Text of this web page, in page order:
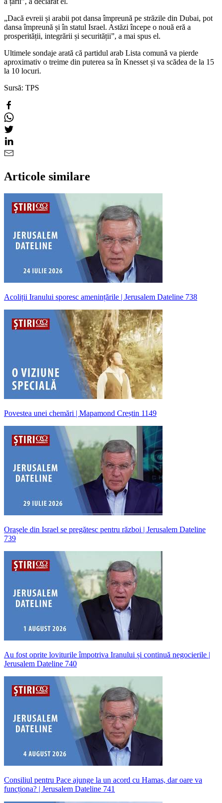
„Dacă evreii și arabii pot dansa împreună pe străzile din Dubai, pot
dansa împreună și în statul Israel. Astăzi începe o nouă eră a
prosperității, integrării și securității”, a mai spus el.
Ultimele sondaje arată că partidul arab Lista comună va pierde
aproximativ o treime din puterea sa în Knesset și va scădea de la 15
la 10 locuri.
Sursă: TPS
Articole similare
Acoliții Iranului sporesc amenințările | Jerusalem Dateline 738
Povestea unei chemări | Mapamond Creștin 1149
Orașele din Israel se pregătesc pentru război | Jerusalem Dateline
739
Au fost oprite loviturile împotriva Iranului și continuă negocierile |
Jerusalem Dateline 740
Consiliul pentru Pace ajunge la un acord cu Hamas, dar oare va
funcționa? | Jerusalem Dateline 741